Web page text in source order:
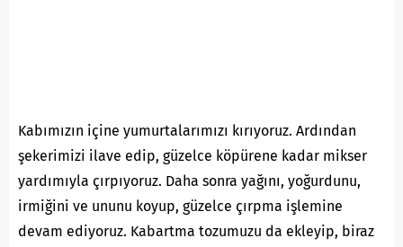
Kabımızın içine yumurtalarımızı kırıyoruz. Ardından
şekerimizi ilave edip, güzelce köpürene kadar mikser
yardımıyla çırpıyoruz. Daha sonra yağını, yoğurdunu,
irmiğini ve ununu koyup, güzelce çırpma işlemine
devam ediyoruz. Kabartma tozumuzu da ekleyip, biraz